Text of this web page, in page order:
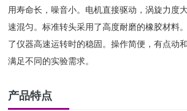
用寿命长，噪音小。电机直接驱动，涡旋力度
速混匀。标准转头采用了高度耐磨的橡胶材料
了仪器高速运转时的稳固。操作简便，有点动
满足不同的实验需求。
产品特点